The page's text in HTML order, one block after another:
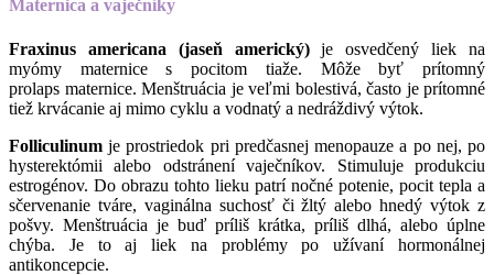
Maternica a vaječníky
Fraxinus americana (jaseň americký)je osvedčený liek na
myómy maternice s pocitom tiaže. Môže byť prítomný
prolaps maternice. Menštruácia je veľmi bolestivá, často je prítomné
tiež krvácanie aj mimo cyklu a vodnatý a nedráždivý výtok.
Folliculinumje prostriedok pri predčasnej menopauze a po nej, po
hysterektómii alebo odstránení vaječníkov. Stimuluje produkciu
estrogénov. Do obrazu tohto lieku patrí nočné potenie, pocit tepla a
sčervenanie tváre, vaginálna suchosť či žltý alebo hnedý výtok z
pošvy. Menštruácia je buď príliš krátka, príliš dlhá, alebo úplne
chýba. Je to aj liek na problémy po užívaní hormonálnej
antikoncepcie.